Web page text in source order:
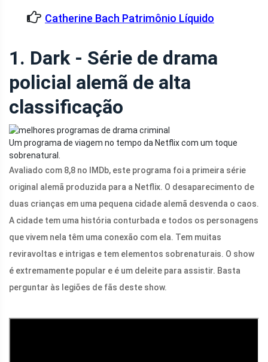
Catherine Bach Patrimônio Líquido
1. Dark - Série de drama
policial alemã de alta
classificação
Um programa de viagem no tempo da Netflix com um toque
sobrenatural.
Avaliado com 8,8 no IMDb, este programa foi a primeira série
original alemã produzida para a Netflix. O desaparecimento de
duas crianças em uma pequena cidade alemã desvenda o caos.
A cidade tem uma história conturbada e todos os personagens
que vivem nela têm uma conexão com ela. Tem muitas
reviravoltas e intrigas e tem elementos sobrenaturais. O show
é extremamente popular e é um deleite para assistir. Basta
perguntar às legiões de fãs deste show.